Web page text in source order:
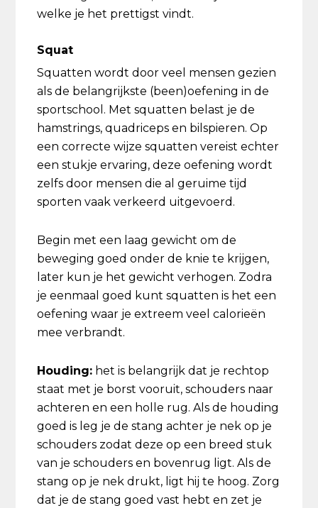
welke je het prettigst vindt.
Squat
Squatten wordt door veel mensen gezien
als de belangrijkste (been)oefening in de
sportschool. Met squatten belast je de
hamstrings, quadriceps en bilspieren. Op
een correcte wijze squatten vereist echter
een stukje ervaring, deze oefening wordt
zelfs door mensen die al geruime tijd
sporten vaak verkeerd uitgevoerd.
Begin met een laag gewicht om de
beweging goed onder de knie te krijgen,
later kun je het gewicht verhogen. Zodra
je eenmaal goed kunt squatten is het een
oefening waar je extreem veel calorieën
mee verbrandt.
Houding: het is belangrijk dat je rechtop
staat met je borst vooruit, schouders naar
achteren en een holle rug. Als de houding
goed is leg je de stang achter je nek op je
schouders zodat deze op een breed stuk
van je schouders en bovenrug ligt. Als de
stang op je nek drukt, ligt hij te hoog. Zorg
dat je de stang goed vast hebt en zet je